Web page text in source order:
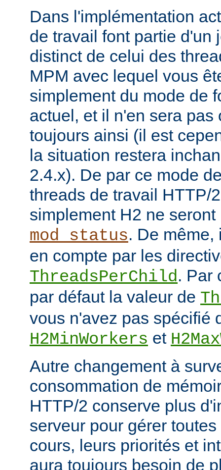
Dans l'implémentation
de travail font partie d'un
distinct de celui des
MPM avec lequel vous
simplement du mode de
actuel, et il n'en sera pas
toujours ainsi (il est
la situation restera
2.4.x). De par ce mode
threads de travail HTTP/
simplement H2 ne
mod_status. De même,
en compte par les
ThreadsPerChild. Par
par défaut la valeur de
vous n'avez pas spécifié
H2MinWorkers et
Autre changement à
consommation de
HTTP/2 conserve plus
serveur pour gérer
cours, leurs priorités et
aura toujours besoin de